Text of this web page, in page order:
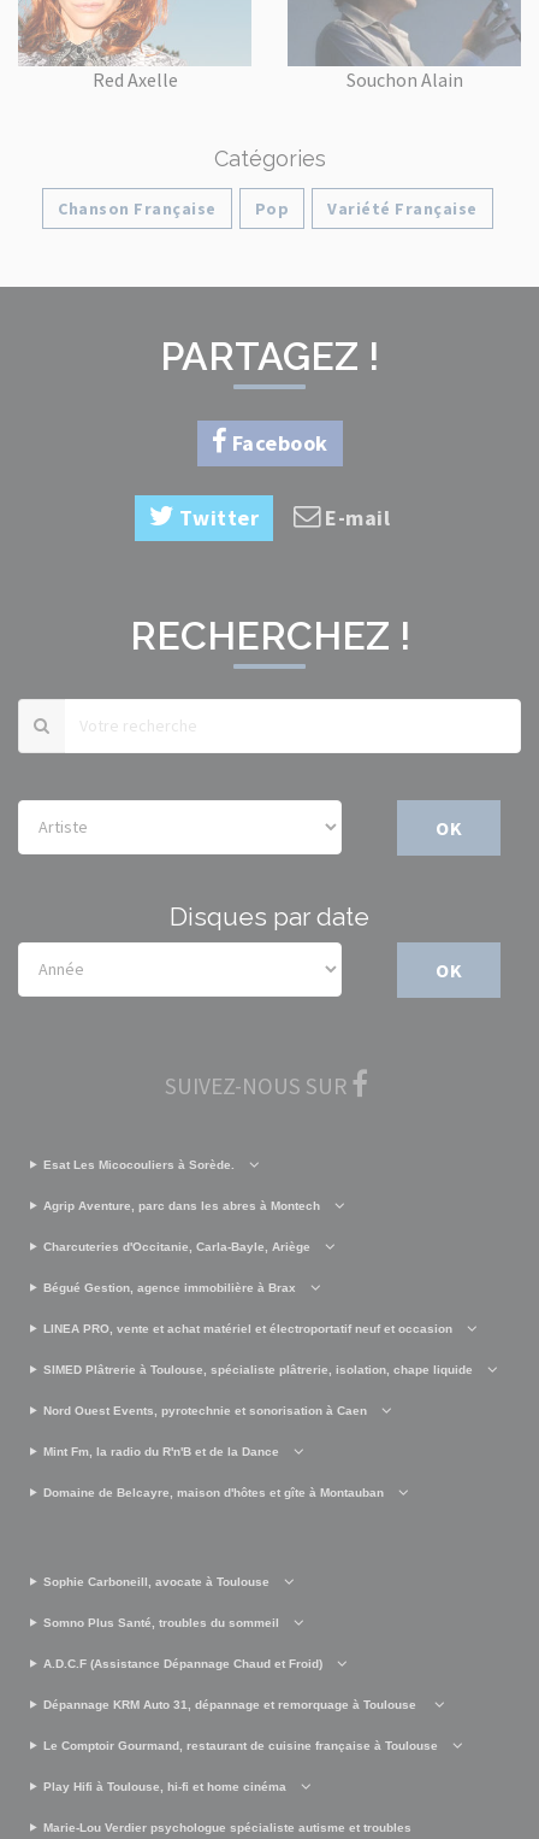
Red Axelle Souchon Alain
Catégories
Chanson Française Pop Variété Française
PARTAGEZ !
Facebook
Twitter E-mail
RECHERCHEZ !
OK
Disques par date
OK
SUIVEZ-NOUS SUR
Esat Les Micocouliers à Sorède.
Agrip Aventure, parc dans les abres à Montech
Charcuteries d'Occitanie, Carla-Bayle, Ariège
Bégué Gestion, agence immobilière à Brax
LINEA PRO, vente et achat matériel et électroportatif neuf et occasion
SIMED Plâtrerie à Toulouse, spécialiste plâtrerie, isolation, chape liquide
Nord Ouest Events, pyrotechnie et sonorisation à Caen
Mint Fm, la radio du R'n'B et de la Dance
Domaine de Belcayre, maison d'hôtes et gîte à Montauban
Sophie Carboneill, avocate à Toulouse
Somno Plus Santé, troubles du sommeil
A.D.C.F (Assistance Dépannage Chaud et Froid)
Dépannage KRM Auto 31, dépannage et remorquage à Toulouse
Le Comptoir Gourmand, restaurant de cuisine française à Toulouse
Play Hifi à Toulouse, hi-fi et home cinéma
Marie-Lou Verdier psychologue spécialiste autisme et troubles